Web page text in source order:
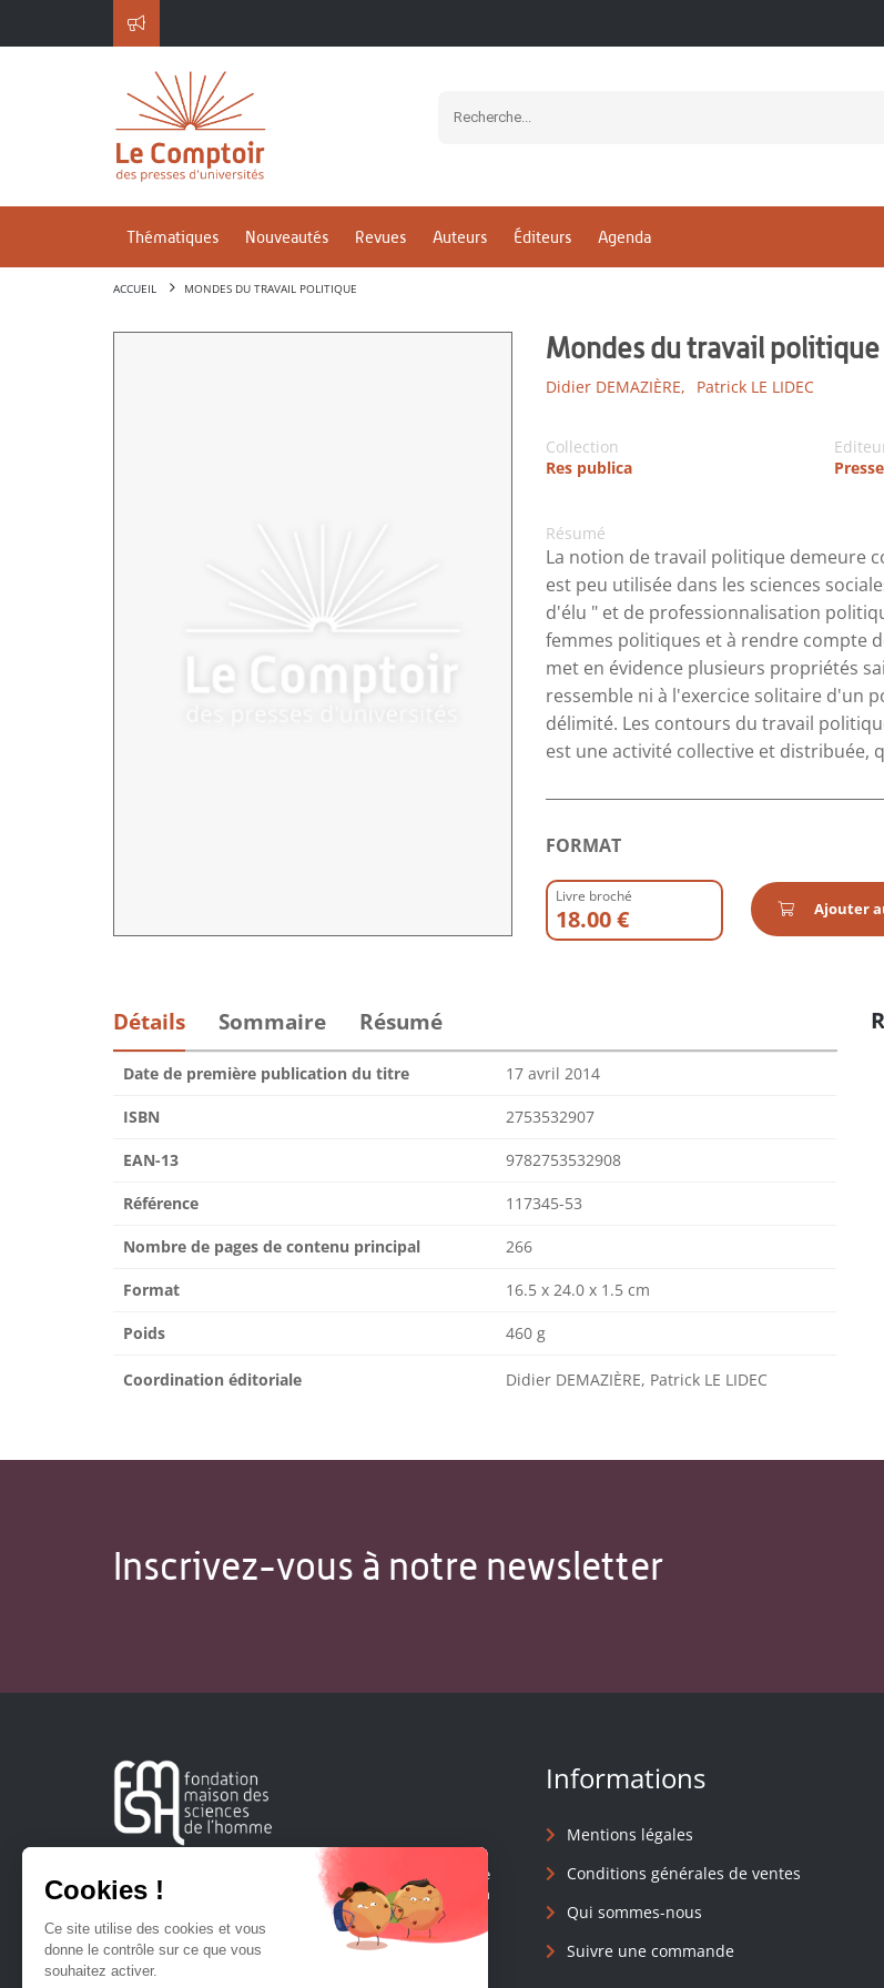
Thématiques Nouveautés Revues Auteurs Éditeurs Agenda
ACCUEIL MONDES DU TRAVAIL POLITIQUE
Mondes du travail politique
Didier DEMAZIÈRE, Patrick LE LIDEC
Collection
Res publica
Résumé
La notion de travail politique demeure
est peu utilisée dans les sciences
d'élu " et de professionnalisation
femmes politiques et à rendre compte
met en évidence plusieurs propriétés
ressemble ni à l'exercice solitaire d'un
délimité. Les contours du travail
est une activité collective et distribuée,
FORMAT
Livre broché
18.00 € Ajouter
Détails Sommaire Résumé
Date de première publication du titre 17 avril 2014
ISBN 2753532907
EAN-13 9782753532908
Référence 117345-53
Nombre de pages de contenu principal 266
Format 16.5 x 24.0 x 1.5 cm
Poids 460 g
Coordination éditoriale Didier DEMAZIÈRE, Patrick LE LIDEC
Inscrivez-vous à notre newsletter
Créée en 1963, la Fondation Maison Sciences de l'Homme
soutient la recherche et la diffusion des connaissances en
Informations
Mentions légales
Conditions générales de ventes
Qui sommes-nous
Suivre une commande